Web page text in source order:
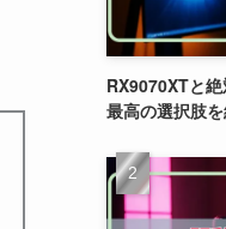
RX9070XTと
最高の選択肢